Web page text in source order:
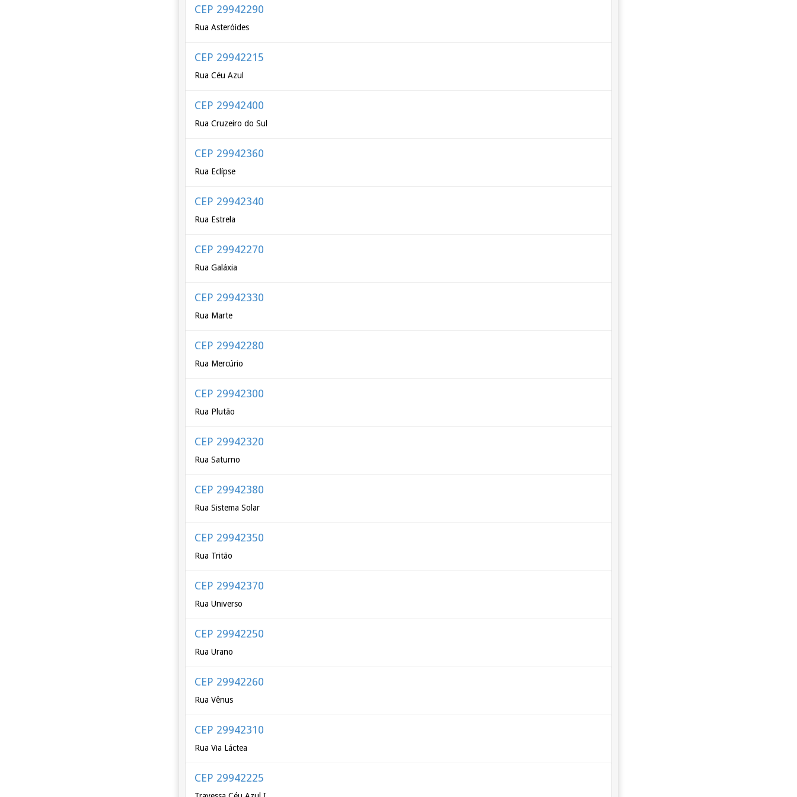
CEP 29942290
Rua Asteróides
CEP 29942215
Rua Céu Azul
CEP 29942400
Rua Cruzeiro do Sul
CEP 29942360
Rua Eclípse
CEP 29942340
Rua Estrela
CEP 29942270
Rua Galáxia
CEP 29942330
Rua Marte
CEP 29942280
Rua Mercúrio
CEP 29942300
Rua Plutão
CEP 29942320
Rua Saturno
CEP 29942380
Rua Sistema Solar
CEP 29942350
Rua Tritão
CEP 29942370
Rua Universo
CEP 29942250
Rua Urano
CEP 29942260
Rua Vênus
CEP 29942310
Rua Via Láctea
CEP 29942225